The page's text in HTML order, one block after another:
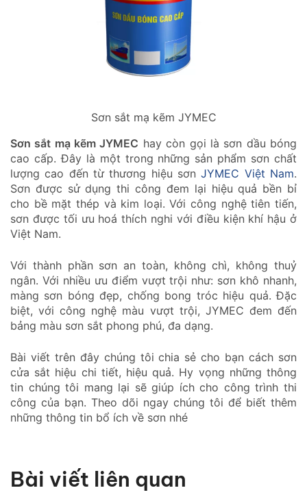
Sơn sắt mạ kẽm JYMEC
Sơn sắt mạ kẽm JYMEC hay còn gọi là sơn dầu bóng
cao cấp. Đây là một trong những sản phẩm sơn chất
lượng cao đến từ thương hiệu sơnJYMEC Việt Nam.
Sơn được sử dụng thi công đem lại hiệu quả bền bỉ
cho bề mặt thép và kim loại. Với công nghệ tiên tiến,
sơn được tối ưu hoá thích nghi với điều kiện khí hậu ở
Việt Nam.
Với thành phần sơn an toàn, không chì, không thuỷ
ngân. Với nhiều ưu điểm vượt trội như: sơn khô nhanh,
màng sơn bóng đẹp, chống bong tróc hiệu quả. Đặc
biệt, với công nghệ màu vượt trội, JYMEC đem đến
bảng màu sơn sắt phong phú, đa dạng.
Bài viết trên đây chúng tôi chia sẻ cho bạn cách sơn
cửa sắt hiệu chi tiết, hiệu quả. Hy vọng những thông
tin chúng tôi mang lại sẽ giúp ích cho công trình thi
công của bạn. Theo dõi ngay chúng tôi để biết thêm
những thông tin bổ ích về sơn nhé
Bài viết liên quan